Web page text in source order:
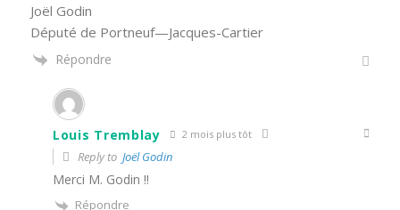
Joël Godin
Député de Portneuf—Jacques-Cartier
Répondre
Louis Tremblay 2 mois plus tôt
Reply to Joël Godin
Merci M. Godin !!
Répondre